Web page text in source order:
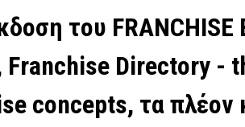
του FRANCHISE
Franchise Directory -
concepts, τα πλέον